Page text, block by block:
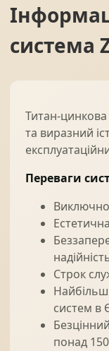
система
Титан-
та виразний
Переваги
Виключно
Строк
систем в
понад